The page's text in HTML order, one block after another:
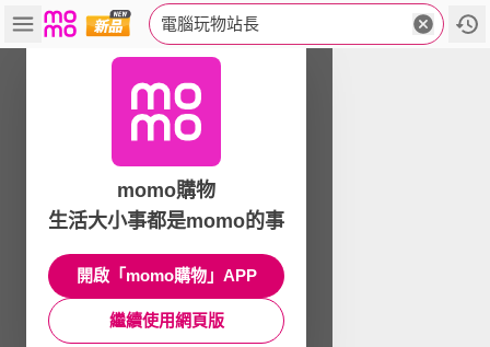
電腦玩物站長
momo購物
生活大小事都是momo的事
開啟「momo購物」APP
繼續使用網頁版